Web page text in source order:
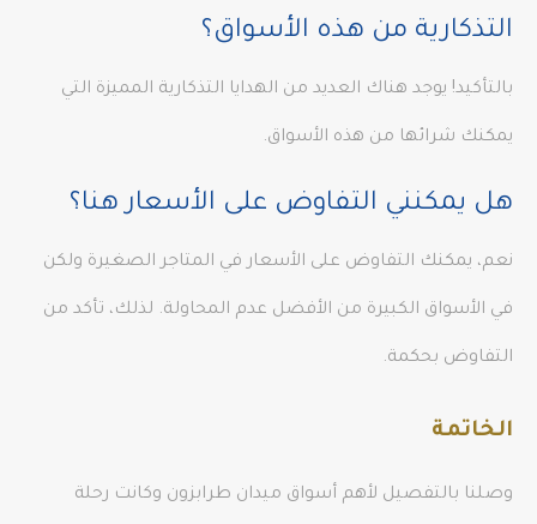
التذكارية من هذه الأسواق؟
بالتأكيد! يوجد هناك العديد من الهدايا التذكارية المميزة التي
يمكنك شرائها من هذه الأسواق.
هل يمكنني التفاوض على الأسعار هنا؟
نعم، يمكنك التفاوض على الأسعار في المتاجر الصغيرة ولكن
في الأسواق الكبيرة من الأفضل عدم المحاولة. لذلك، تأكد من
التفاوض بحكمة.
الخاتمة
وصلنا بالتفصيل لأهم أسواق ميدان طرابزون وكانت رحلة